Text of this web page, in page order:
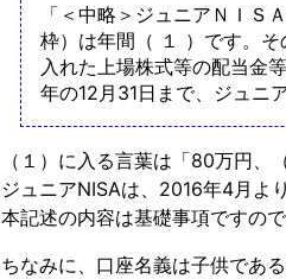
「＜中略＞ジュニアＮＩＳ
枠）は年間（ １ ）です。
入れた上場株式等の配当金
年の12月31日まで、ジュニ
（１）に入る言葉は「80万円、
ジュニアNISAは、2016年4月よ
本記述の内容は基礎事項ですの
ちなみに、口座名義は子供であ